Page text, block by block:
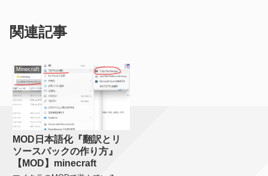
関連記事
Minecraft
MOD日本語化『翻訳とリ
ソースパックの作り方』
【MOD】minecraft